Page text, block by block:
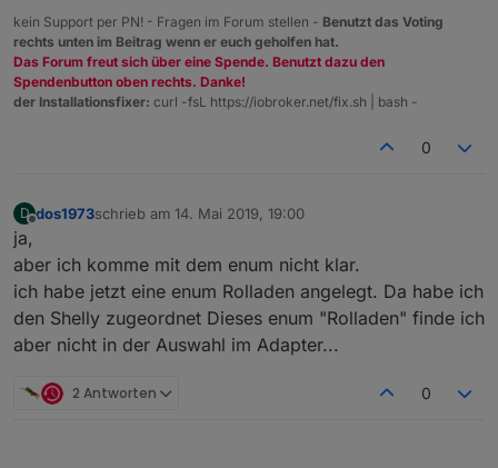
kein Support per PN! - Fragen im Forum stellen - Benutzt das Voting
rechts unten im Beitrag wenn er euch geholfen hat.
Das Forum freut sich über eine Spende. Benutzt dazu den
Spendenbutton oben rechts. Danke!
der Installationsfixer: curl -fsL https://iobroker.net/fix.sh | bash -
0
D dos1973schrieb am 14. Mai 2019, 19:00
zuletzt editiert von
ja,
aber ich komme mit dem enum nicht klar.
ich habe jetzt eine enum Rolladen angelegt. Da habe ich
den Shelly zugeordnet Dieses enum "Rolladen" finde ich
aber nicht in der Auswahl im Adapter...
2 Antworten 0